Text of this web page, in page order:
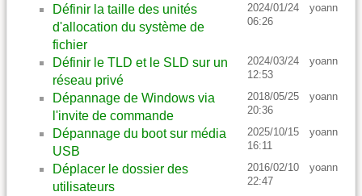
Définir la taille des unités
d'allocation du système de
fichier
2024/01/24
06:26
yoann
Définir le TLD et le SLD sur un
réseau privé
2024/03/24
12:53
yoann
Dépannage de Windows via
l'invite de commande
2018/05/25
20:36
yoann
Dépannage du boot sur média
USB
2025/10/15
16:11
yoann
Déplacer le dossier des
utilisateurs
2016/02/10
22:47
yoann